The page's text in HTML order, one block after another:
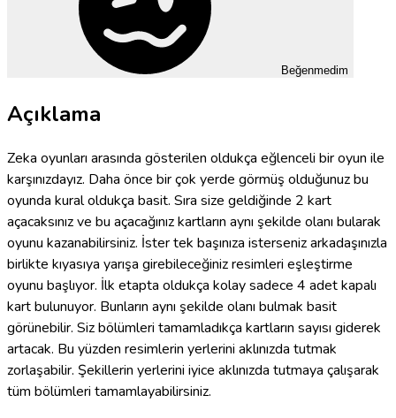
Beğenmedim
Açıklama
Zeka oyunları arasında gösterilen oldukça eğlenceli bir oyun ile
karşınızdayız. Daha önce bir çok yerde görmüş olduğunuz bu
oyunda kural oldukça basit. Sıra size geldiğinde 2 kart
açacaksınız ve bu açacağınız kartların aynı şekilde olanı bularak
oyunu kazanabilirsiniz. İster tek başınıza isterseniz arkadaşınızla
birlikte kıyasıya yarışa girebileceğiniz resimleri eşleştirme
oyunu başlıyor. İlk etapta oldukça kolay sadece 4 adet kapalı
kart bulunuyor. Bunların aynı şekilde olanı bulmak basit
görünebilir. Siz bölümleri tamamladıkça kartların sayısı giderek
artacak. Bu yüzden resimlerin yerlerini aklınızda tutmak
zorlaşabilir. Şekillerin yerlerini iyice aklınızda tutmaya çalışarak
tüm bölümleri tamamlayabilirsiniz.